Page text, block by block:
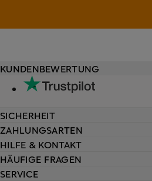
HILFE & KONTAKT
HÄUFIGE FRAGEN
SERVICE
KUNDENBEWERTUNG
SICHERHEIT
ZAHLUNGSARTEN